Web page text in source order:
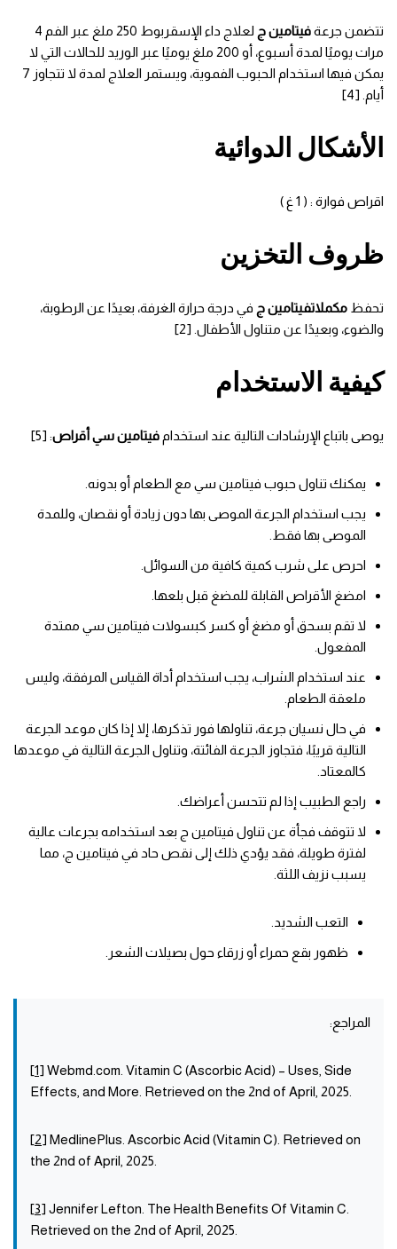
تتضمن جرعةفيتامين ج
لعلاج داء الإسقربوط 250 ملغ عبر الفم 4
مرات يوميًا لمدة أسبوع، أو 200 ملغ يوميًا عبر الوريد للحالات التي لا
يمكن فيها استخدام الحبوب الفموية، ويستمر العلاج لمدة لا تتجاوز 7
أيام. [4]
الأشكال الدوائية
اقراص فوارة : ( 1 غ )
ظروف التخزين
تحفظ مكملاتفيتامين ج في درجة حرارة الغرفة، بعيدًا عن الرطوبة،
والضوء، وبعيدًا عن متناول الأطفال. [2]
كيفية الاستخدام
يوصى باتباع الإرشادات التالية عند استخدام فيتامين سي أقراص: [5]
يمكنك تناول حبوب فيتامين سي مع الطعام أو بدونه.
يجب استخدام الجرعة الموصى بها دون زيادة أو نقصان، وللمدة
الموصى بها فقط.
احرص على شرب كمية كافية من السوائل.
امضغ الأقراص القابلة للمضغ قبل بلعها.
لا تقم بسحق أو مضغ أو كسر كبسولات فيتامين سي ممتدة
المفعول.
عند استخدام الشراب، يجب استخدام أداة القياس المرفقة، وليس
ملعقة الطعام.
في حال نسيان جرعة، تناولها فور تذكرها، إلا إذا كان موعد الجرعة
التالية قريبًا، فتجاوز الجرعة الفائتة، وتناول الجرعة التالية في موعدها
كالمعتاد.
راجع الطبيب إذا لم تتحسن أعراضك.
لا تتوقف فجأة عن تناول فيتامين ج بعد استخدامه بجرعات عالية
لفترة طويلة، فقد يؤدي ذلك إلى نقص حاد في فيتامين ج، مما
يسبب نزيف اللثة.
التعب الشديد.
ظهور بقع حمراء أو زرقاء حول بصيلات الشعر.
المراجع:
[1] Webmd.com. Vitamin C (Ascorbic Acid) – Uses, Side
Effects, and More. Retrieved on the 2nd of April, 2025.
[2] MedlinePlus. Ascorbic Acid (Vitamin C). Retrieved on
the 2nd of April, 2025.
[3] Jennifer Lefton. The Health Benefits Of Vitamin C.
Retrieved on the 2nd of April, 2025.